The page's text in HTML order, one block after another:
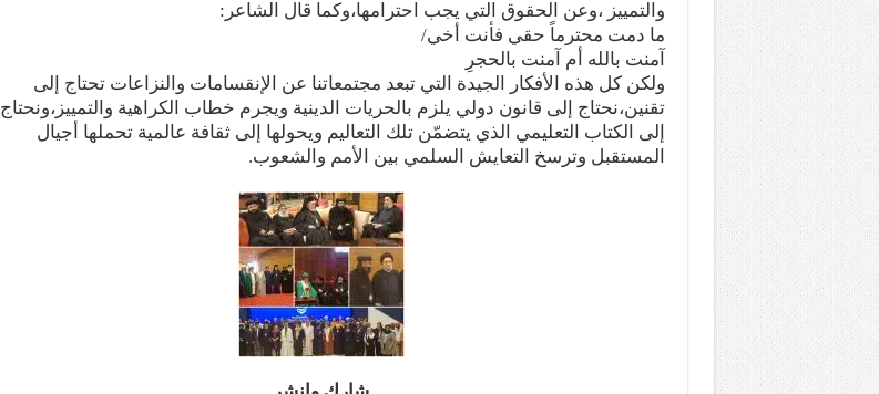
والتمييز ،وعن الحقوق التي يجب احترامها،وكما قال الشاعر:
ما دمت محترماً حقي فأنت أخي/
آمنت بالله أم آمنت بالحجرِ
ولكن كل هذه الأفكار الجيدة التي تبعد مجتمعاتنا عن الإنقسامات والنزاعات تحتاج إلى
تقنين،نحتاج إلى قانون دولي يلزم بالحريات الدينية ويجرم خطاب الكراهية والتمييز،ونحتاج
إلى الكتاب التعليمي الذي يتضمّن تلك التعاليم ويحولها إلى ثقافة عالمية تحملها أجيال
المستقبل وترسخ التعايش السلمي بين الأمم والشعوب.